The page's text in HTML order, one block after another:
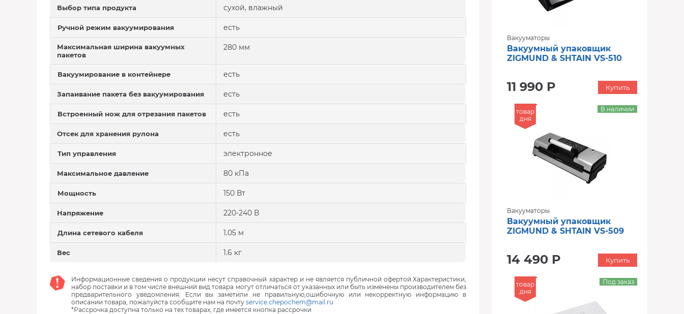
Выбор типа продукта сухой, влажный
Ручной режим вакуумирования есть
Максимальная ширина вакуумных
пакетов
280 мм
Вакуумирование в контейнере есть
Запаивание пакета без вакуумирования есть
Встроенный нож для отрезания пакетов есть
Отсек для хранения рулона есть
Тип управления электронное
Максимальное давление 80 кПа
Мощность 150 Вт
Напряжение 220-240 В
Длина сетевого кабеля 1.05 м
Вес 1.6 кг
Информационные сведения о продукции несут справочный характер и не является публичной офертой.Характеристики,
набор поставки и в том числе внешний вид товара могут отличаться от указанных или быть изменены производителем без
предварительного уведомления. Если вы заметили не правильную,ошибочную или некорректную информацию в
описании товара, пожалуйста сообщите нам на почту service.chepochem@mail.ru
*Рассрочка доступна только на тех товарах, где имеется кнопка рассрочки
Вакууматоры
Вакуумный упаковщик
ZIGMUND & SHTAIN VS-510
11 990 Р Купить
товар
дня
Вакууматоры
Вакуумный упаковщик
ZIGMUND & SHTAIN VS-509
14 490 Р
В наличии
Купить
товар
дня
Под заказ